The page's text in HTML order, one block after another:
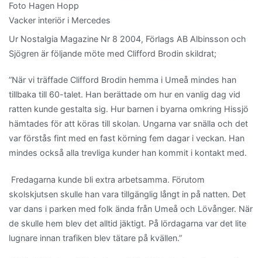
Foto Hagen Hopp
Vacker interiör i Mercedes
Ur Nostalgia Magazine Nr 8 2004, Förlags AB Albinsson och
Sjögren är följande möte med Clifford Brodin skildrat;
”När vi träffade Clifford Brodin hemma i Umeå mindes han
tillbaka till 60-talet. Han berättade om hur en vanlig dag vid
ratten kunde gestalta sig. Hur barnen i byarna omkring Hissjö
hämtades för att köras till skolan. Ungarna var snälla och det
var förstås fint med en fast körning fem dagar i veckan. Han
mindes också alla trevliga kunder han kommit i kontakt med.
Fredagarna kunde bli extra arbetsamma. Förutom
skolskjutsen skulle han vara tillgänglig långt in på natten. Det
var dans i parken med folk ända från Umeå och Lövånger. När
de skulle hem blev det alltid jäktigt. På lördagarna var det lite
lugnare innan trafiken blev tätare på kvällen.”